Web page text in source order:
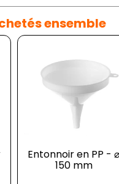
ensemble
Entonnoir en PP - ⌀
150 mm